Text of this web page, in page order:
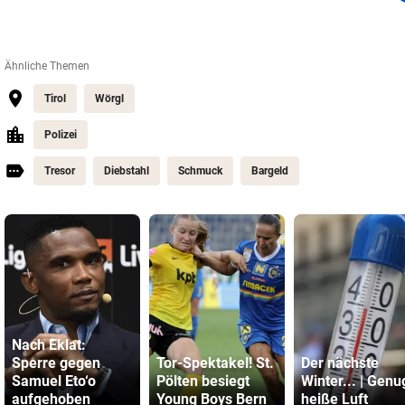
Ähnliche Themen
Tirol Wörgl
Polizei
Tresor Diebstahl Schmuck Bargeld
Nach Eklat:
Sperre gegen
Samuel Eto‘o
aufgehoben
Tor-Spektakel! St.
Pölten besiegt
Young Boys Bern
Der nächste
Winter... |
heiße Luft